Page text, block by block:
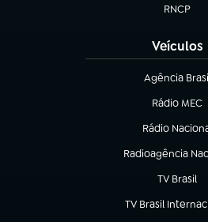
RNCP
(abre em
Veículos
Agência
(abre em
Rádio MEC
(abre em
Rádio
Radioagência
(abre em nova
TV Brasil
(abre em
TV Brasil
(abre em nova